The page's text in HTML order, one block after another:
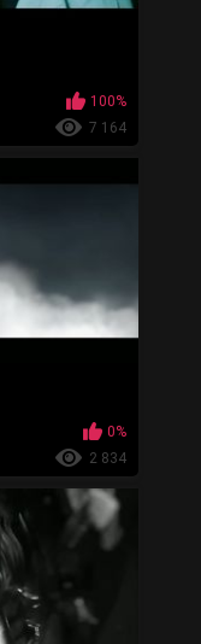
100%
7 164
0%
2 834